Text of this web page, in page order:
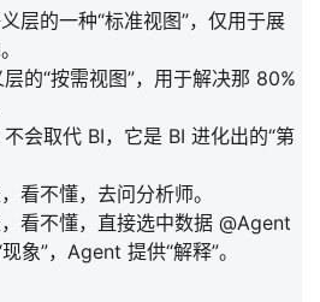
层的一种“标准视图”，仅用于展
的“按需视图”，用于解决那 80%
会取代 BI，它是 BI 进化出的“第
看不懂，去问分析师。
看不懂，直接选中数据 @Agent
象”，Agent 提供“解释”。